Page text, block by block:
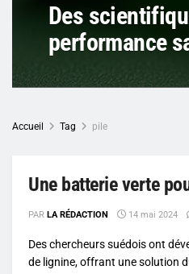
Des
performance
Accueil Tag pile
Une batterie verte
PAR LA RÉDACTION 14 mai 2024
Des chercheurs suédois ont
de lignine, offrant une solution